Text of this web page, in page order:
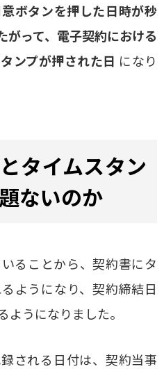
ボタンを押した日時が秒
がって、電子契約における
ンプが押された日 になり
タイムスタン
ないのか
ることから、契約書にタ
ようになり、契約締結日
ようになりました。
される日付は、契約当事